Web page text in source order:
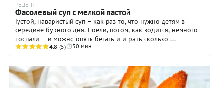
РЕЦЕПТ
Фасолевый суп с мелкой пастой
Густой, наваристый суп – как раз то, что нужно детям в
середине бурного дня. Поели, потом, как водится, немного
поспали – и можно опять бегать и играть сколько ...
4.8 (5) 30 мин